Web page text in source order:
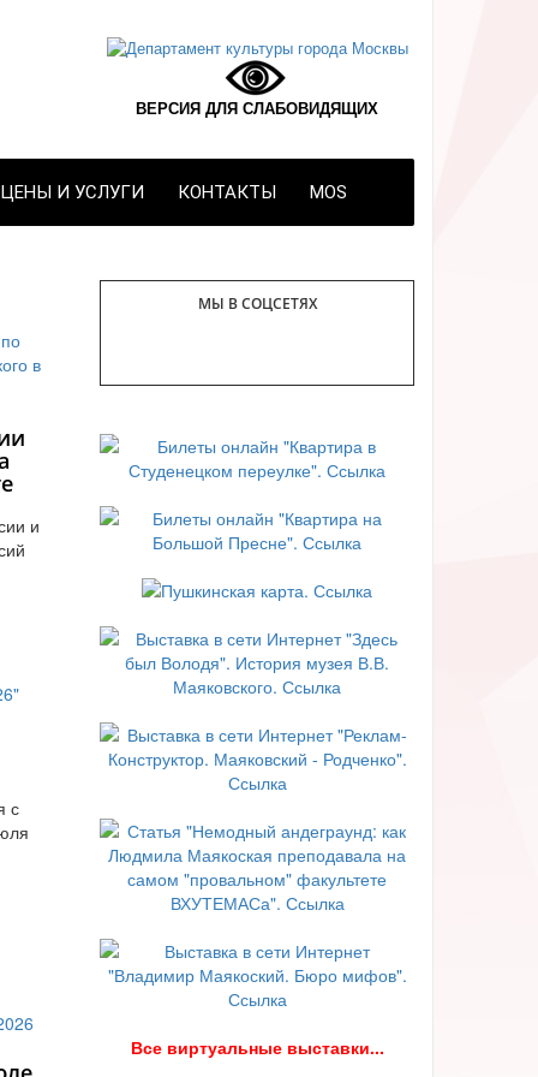
ВЕРСИЯ ДЛЯ СЛАБОВИДЯЩИХ
ЦЕНЫ И УСЛУГИ КОНТАКТЫ MOS
и
с
МЫ В СОЦСЕТЯХ
Все виртуальные выставки...